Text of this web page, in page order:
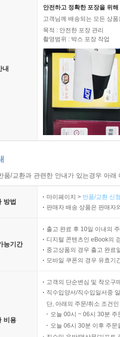
내
안전하고 정확한 포장을 위
고객님께 배송되는 모든 상
목적 : 안전한 포장 관리
촬영범위 : 박스 포장 작업
품/교환과 관련한 안내가 있는경우 아
방법
마이페이지 > 반품/교환 신
판매자 배송 상품은 판매자
능기간
출고 완료 후 10일 이내의
디지털 콘텐츠인 eBook의
중고상품의 경우 출고 완료
모바일 쿠폰의 경우 유효기
비용
고객의 단순변심 및 착오구
직수입양서/직수입일서중
단, 아래의 주문/취소 조건
오늘 00시 ~ 06시 30분
오늘 06시 30분 이후 주